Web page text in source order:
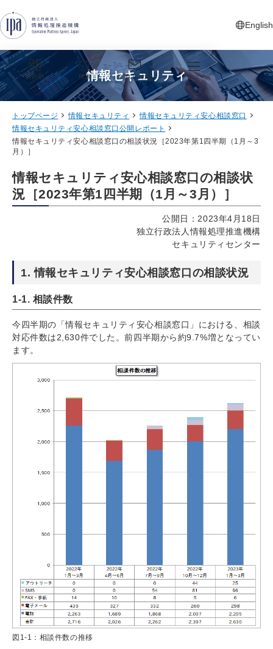
English
新しいタ
目的別 検索 お問い合わせ メニュー
情報セキュリティ
トップページ 情報セキュリティ
情報セキュリティ安心相談窓口
情報セキュリティ安心相談窓口公開レポート
情報セキュリティ安心相談窓口の相談状況［2023年第1四半期（1月～3
月）］
情報セキュリティ安心相談窓口の相談状
況［2023年第1四半期（1月～3月）］
公開日：2023年4月18日
独立行政法人情報処理推進機構
セキュリティセンター
1. 情報セキュリティ安心相談窓口の相談状況
1-1. 相談件数
今四半期の「情報セキュリティ安心相談窓口」における、相談
対応件数は2,630件でした。前四半期から約9.7%増となってい
ます。
図1-1：相談件数の推移